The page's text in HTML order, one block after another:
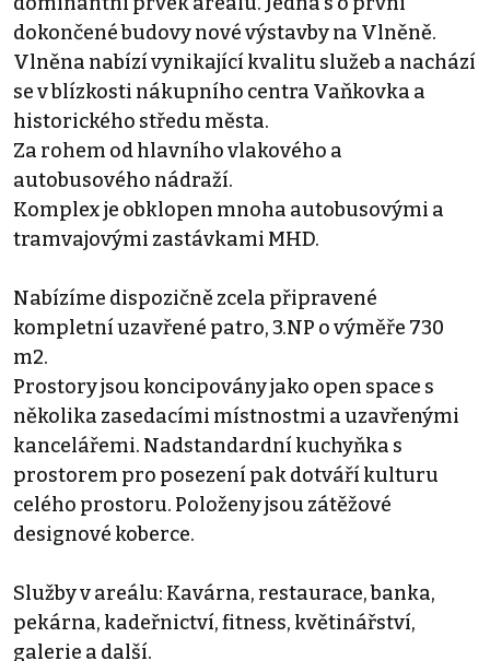
dokončené budovy nové výstavby na Vlněně.
Vlněna nabízí vynikající kvalitu služeb a nachází
se v blízkosti nákupního centra Vaňkovka a
historického středu města.
Za rohem od hlavního vlakového a
autobusového nádraží.
Komplex je obklopen mnoha autobusovými a
tramvajovými zastávkami MHD.
Nabízíme dispozičně zcela připravené
kompletní uzavřené patro, 3.NP o výměře 730
m2.
Prostory jsou koncipovány jako open space s
několika zasedacími místnostmi a uzavřenými
kancelářemi. Nadstandardní kuchyňka s
prostorem pro posezení pak dotváří kulturu
celého prostoru. Položeny jsou zátěžové
designové koberce.
Služby v areálu: Kavárna, restaurace, banka,
pekárna, kadeřnictví, fitness, květinářství,
galerie a další.